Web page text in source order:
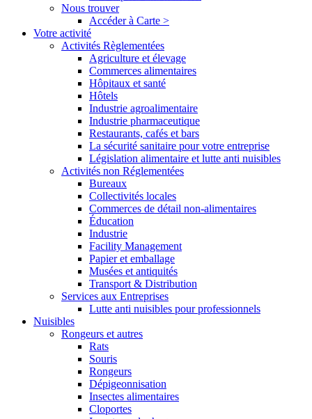
Nous trouver
Accéder à Carte >
Votre activité
Activités Règlementées
Agriculture et élevage
Commerces alimentaires
Hôpitaux et santé
Hôtels
Industrie agroalimentaire
Industrie pharmaceutique
Restaurants, cafés et bars
La sécurité sanitaire pour votre entreprise
Législation alimentaire et lutte anti nuisibles
Activités non Réglementées
Bureaux
Collectivités locales
Commerces de détail non-alimentaires
Éducation
Industrie
Facility Management
Papier et emballage
Musées et antiquités
Transport & Distribution
Services aux Entreprises
Lutte anti nuisibles pour professionnels
Nuisibles
Rongeurs et autres
Rats
Souris
Rongeurs
Dépigeonnisation
Insectes alimentaires
Cloportes